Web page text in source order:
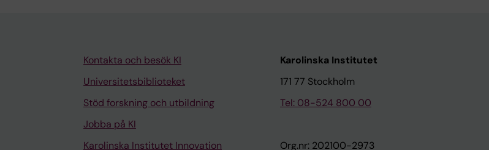
Kontakta och besök KI
Universitetsbiblioteket
Stöd forskning och utbildning
Jobba på KI
Karolinska Institutet Innovation
Karolinska Institutet
171 77 Stockholm
Tel: 08-524 800 00
Org.nr: 202100-2973